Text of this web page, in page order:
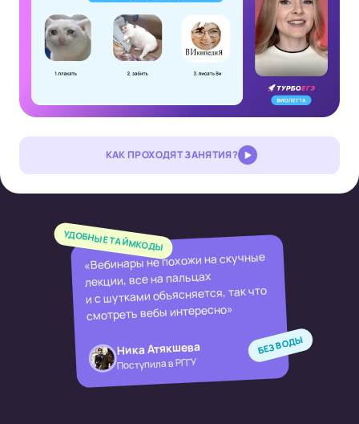
«Вебинары не похожи на скучные
лекции, все на пальцах
и с шутками объясняется, так что
смотреть вебы интересно»
Ника Атякшева
Поступила в РГГУ
УДОБНЫЕ ТАЙМКОДЫ
БЕЗ ВОДЫ
КАК ПРОХОДЯТ ЗАНЯТИЯ?